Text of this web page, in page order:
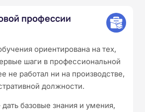
профессии
ориентирована на тех,
шаги в профессиональной
не работал ни на производстве,
должности.
базовые знания и умения,